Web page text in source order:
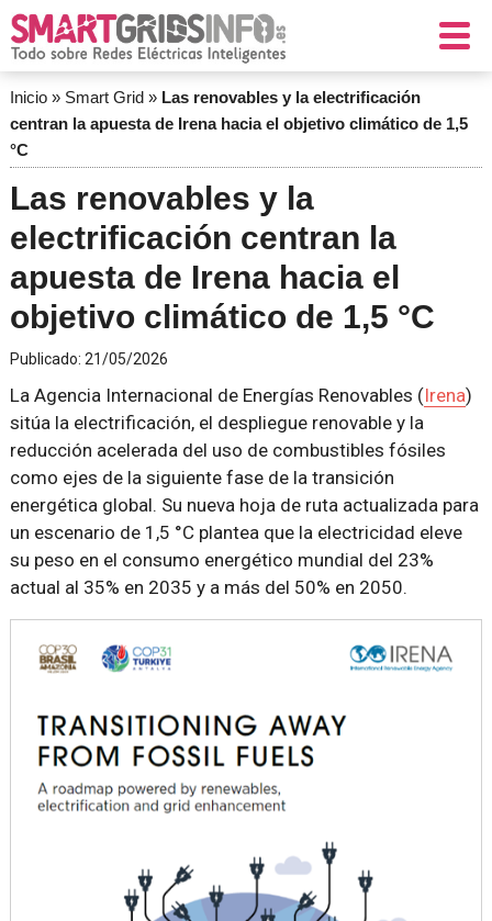
Inicio» Smart Grid» Las renovables y la electrificación
centran la apuesta de Irena hacia el objetivo climático de 1,5
°C
Las renovables y la
electrificación centran la
apuesta de Irena hacia el
objetivo climático de 1,5 °C
Publicado: 21/05/2026
La Agencia Internacional de Energías Renovables (Irena)
sitúa la electrificación, el despliegue renovable y la
reducción acelerada del uso de combustibles fósiles
como ejes de la siguiente fase de la transición
energética global. Su nueva hoja de ruta actualizada para
un escenario de 1,5 °C plantea que la electricidad eleve
su peso en el consumo energético mundial del 23%
actual al 35% en 2035 y a más del 50% en 2050.